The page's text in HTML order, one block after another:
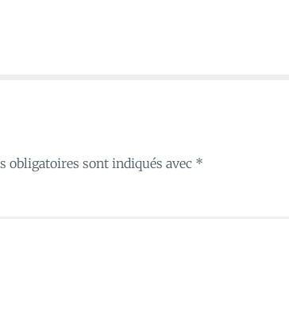
obligatoires sont indiqués avec *